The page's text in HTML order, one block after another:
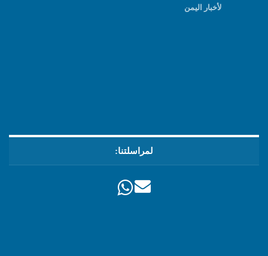
لأخبار اليمن
لمراسلتنا: